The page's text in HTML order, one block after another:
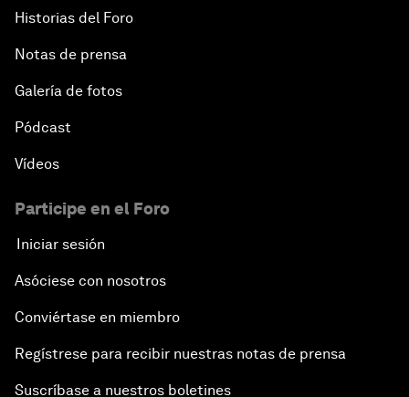
Historias del Foro
Notas de prensa
Galería de fotos
Pódcast
Vídeos
Participe en el Foro
Iniciar sesión
Asóciese con nosotros
Conviértase en miembro
Regístrese para recibir nuestras notas de prensa
Suscríbase a nuestros boletines